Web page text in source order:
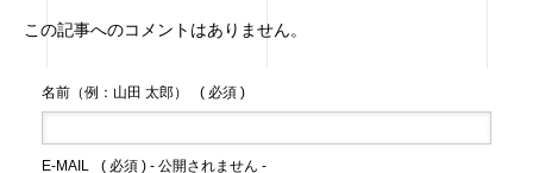
この記事へのコメントはありません。
名前（例：山田 太郎） ( 必須 )
E-MAIL ( 必須 ) - 公開されません -